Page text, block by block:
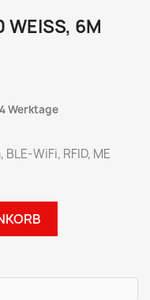
6M L
Werktage
WiFi, RFID, ME